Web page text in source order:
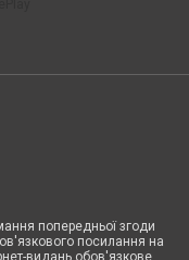
попередньої згоди
посилання на
видань обов'язкове